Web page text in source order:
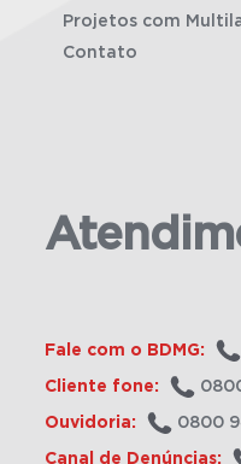
Projetos com
Contato
Fale com o BDMG:
Cliente fone:
Ouvidoria: 0800
Canal de Denúncias: